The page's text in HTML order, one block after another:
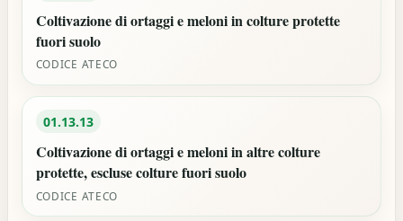
Coltivazione di ortaggi e meloni in colture protette
fuori suolo
CODICE ATECO
01.13.13
Coltivazione di ortaggi e meloni in altre colture
protette, escluse colture fuori suolo
CODICE ATECO